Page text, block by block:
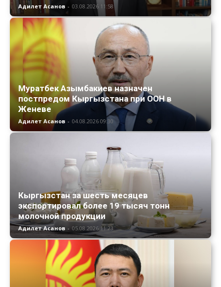
Адилет Асанов - 03.08.2026 11:58
Муратбек Азымбакиев назначен
постпредом Кыргызстана при ООН в
Женеве
Адилет Асанов - 04.08.2026 09:30
Кыргызстан за шесть месяцев
экспортировал более 19 тысяч тонн
молочной продукции
Адилет Асанов - 05.08.2026 11:23